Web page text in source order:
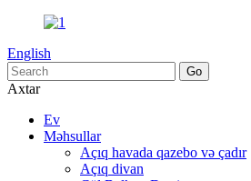
English
Axtar
Ev
Məhsullar
Açıq havada qazebo və çadır
Açıq divan